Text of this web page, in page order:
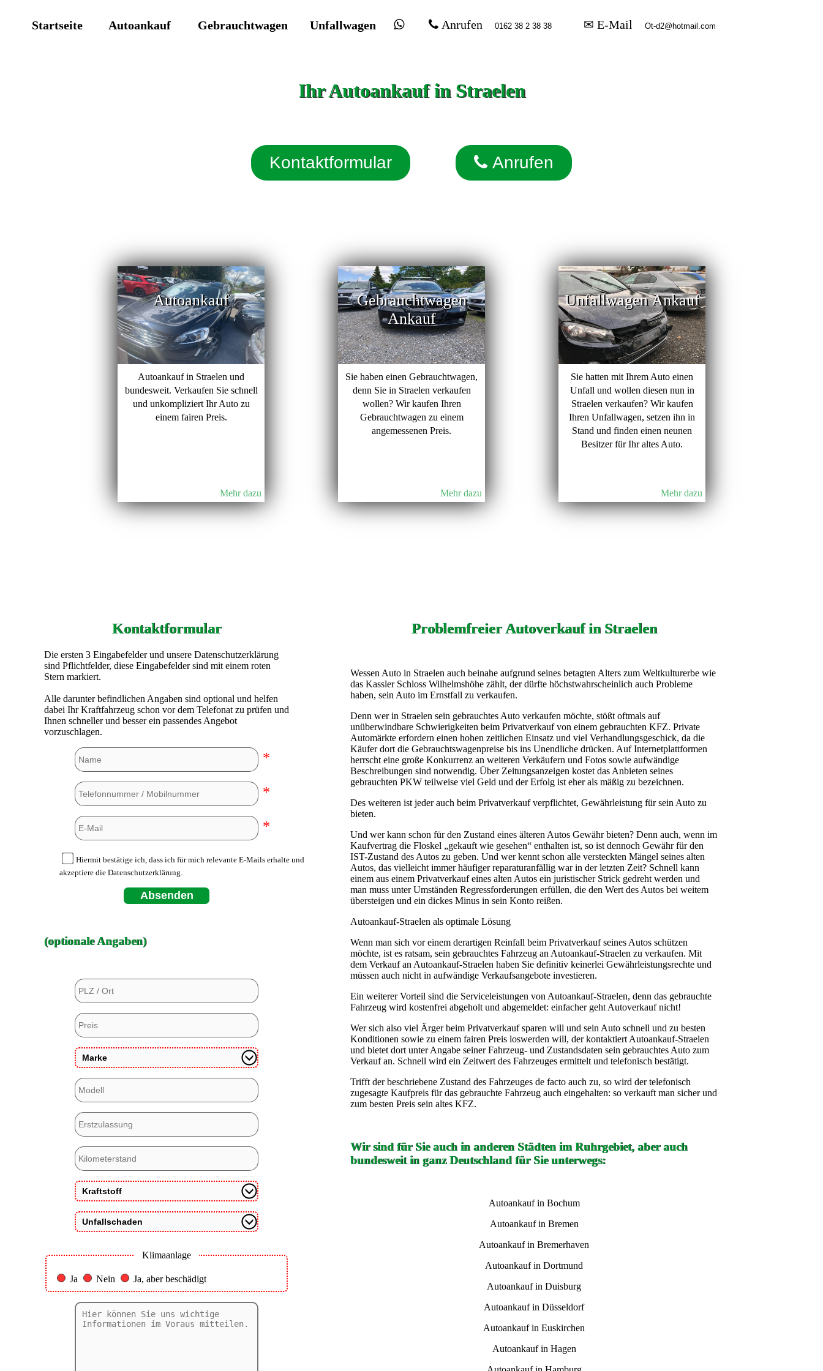
Startseite Autoankauf Gebrauchtwagen Unfallwagen Anrufen ✉ E-Mail
Ihr Autoankauf in Straelen
Kontaktformular Anrufen
Autoankauf
Autoankauf in Straelen und
bundesweit. Verkaufen Sie schnell
und unkompliziert Ihr Auto zu
einem fairen Preis.
Mehr dazu
Gebrauchtwagen
Ankauf
Sie haben einen Gebrauchtwagen,
denn Sie in Straelen verkaufen
wollen? Wir kaufen Ihren
Gebrauchtwagen zu einem
angemessenen Preis.
Mehr dazu
Unfallwagen Ankauf
Sie hatten mit Ihrem Auto einen
Unfall und wollen diesen nun in
Straelen verkaufen? Wir kaufen
Ihren Unfallwagen, setzen ihn in
Stand und finden einen neunen
Besitzer für Ihr altes Auto.
Mehr dazu
Kontaktformular
Die ersten 3 Eingabefelder und unsere Datenschutzerklärung
sind Pflichtfelder, diese Eingabefelder sind mit einem roten
Stern markiert.
Alle darunter befindlichen Angaben sind optional und helfen
dabei Ihr Kraftfahrzeug schon vor dem Telefonat zu prüfen und
Ihnen schneller und besser ein passendes Angebot
vorzuschlagen.
*
*
*
Hiermit bestätige ich, dass ich für mich relevante E-Mails erhalte und
akzeptiere die Datenschutzerklärung.
Absenden
(optionale Angaben)
Klimaanlage
Ja Nein Ja, aber beschädigt
Problemfreier Autoverkauf in Straelen
Wessen Auto in Straelen auch beinahe aufgrund seines betagten Alters zum Weltkulturerbe wie
das Kassler Schloss Wilhelmshöhe zählt, der dürfte höchstwahrscheinlich auch Probleme
haben, sein Auto im Ernstfall zu verkaufen.
Denn wer in Straelen sein gebrauchtes Auto verkaufen möchte, stößt oftmals auf
unüberwindbare Schwierigkeiten beim Privatverkauf von einem gebrauchten KFZ. Private
Automärkte erfordern einen hohen zeitlichen Einsatz und viel Verhandlungsgeschick, da die
Käufer dort die Gebrauchtswagenpreise bis ins Unendliche drücken. Auf Internetplattformen
herrscht eine große Konkurrenz an weiteren Verkäufern und Fotos sowie aufwändige
Beschreibungen sind notwendig. Über Zeitungsanzeigen kostet das Anbieten seines
gebrauchten PKW teilweise viel Geld und der Erfolg ist eher als mäßig zu bezeichnen.
Des weiteren ist jeder auch beim Privatverkauf verpflichtet, Gewährleistung für sein Auto zu
bieten.
Und wer kann schon für den Zustand eines älteren Autos Gewähr bieten? Denn auch, wenn im
Kaufvertrag die Floskel „gekauft wie gesehen“ enthalten ist, so ist dennoch Gewähr für den
IST-Zustand des Autos zu geben. Und wer kennt schon alle versteckten Mängel seines alten
Autos, das vielleicht immer häufiger reparaturanfällig war in der letzten Zeit? Schnell kann
einem aus einem Privatverkauf eines alten Autos ein juristischer Strick gedreht werden und
man muss unter Umständen Regressforderungen erfüllen, die den Wert des Autos bei weitem
übersteigen und ein dickes Minus in sein Konto reißen.
Autoankauf-Straelen als optimale Lösung
Wenn man sich vor einem derartigen Reinfall beim Privatverkauf seines Autos schützen
möchte, ist es ratsam, sein gebrauchtes Fahrzeug an Autoankauf-Straelen zu verkaufen. Mit
dem Verkauf an Autoankauf-Straelen haben Sie definitiv keinerlei Gewährleistungsrechte und
müssen auch nicht in aufwändige Verkaufsangebote investieren.
Ein weiterer Vorteil sind die Serviceleistungen von Autoankauf-Straelen, denn das gebrauchte
Fahrzeug wird kostenfrei abgeholt und abgemeldet: einfacher geht Autoverkauf nicht!
Wer sich also viel Ärger beim Privatverkauf sparen will und sein Auto schnell und zu besten
Konditionen sowie zu einem fairen Preis loswerden will, der kontaktiert Autoankauf-Straelen
und bietet dort unter Angabe seiner Fahrzeug- und Zustandsdaten sein gebrauchtes Auto zum
Verkauf an. Schnell wird ein Zeitwert des Fahrzeuges ermittelt und telefonisch bestätigt.
Trifft der beschriebene Zustand des Fahrzeuges de facto auch zu, so wird der telefonisch
zugesagte Kaufpreis für das gebrauchte Fahrzeug auch eingehalten: so verkauft man sicher und
zum besten Preis sein altes KFZ.
Wir sind für Sie auch in anderen Städten im Ruhrgebiet, aber auch
bundesweit in ganz Deutschland für Sie unterwegs:
Autoankauf in Bochum
Autoankauf in Bremen
Autoankauf in Bremerhaven
Autoankauf in Dortmund
Autoankauf in Duisburg
Autoankauf in Düsseldorf
Autoankauf in Euskirchen
Autoankauf in Hagen